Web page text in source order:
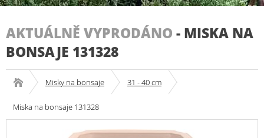
AKTUÁLNĚ VYPRODÁNO - MISKA NA
BONSAJE 131328
Misky na bonsaje 31 - 40 cm
Miska na bonsaje 131328